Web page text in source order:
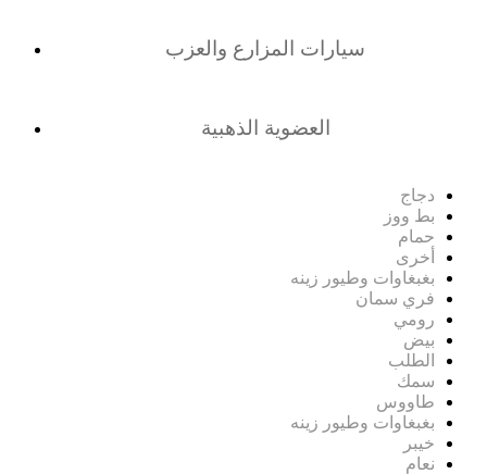
سيارات المزارع والعزب
العضوية الذهبية
دجاج
بط ووز
حمام
أخرى
بغبغاوات وطيور زينه
فري سمان
رومي
بيض
الطلب
سمك
طاووس
بغبغاوات وطيور زينه
خيبر
نعام